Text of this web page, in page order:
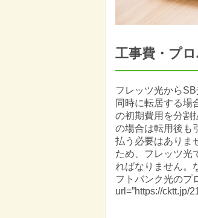
工事費・プ
フレッツ光から
同時に転居する場
の初期費用を分割
の場合は転用後も
払う必要はありま
ため、フレッツ光
ればなりません。
フトバンク光のプ
url=”https://cktt.jp/